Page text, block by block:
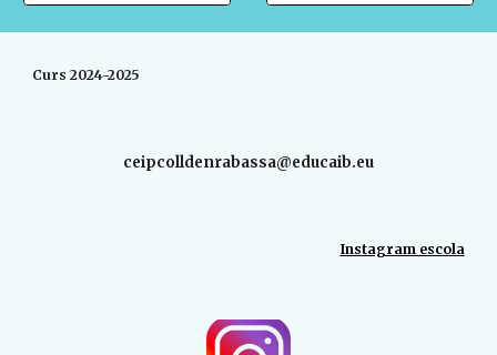
Curs 2024-2025
ceipcolldenrabassa@educaib.eu
Instagram escola